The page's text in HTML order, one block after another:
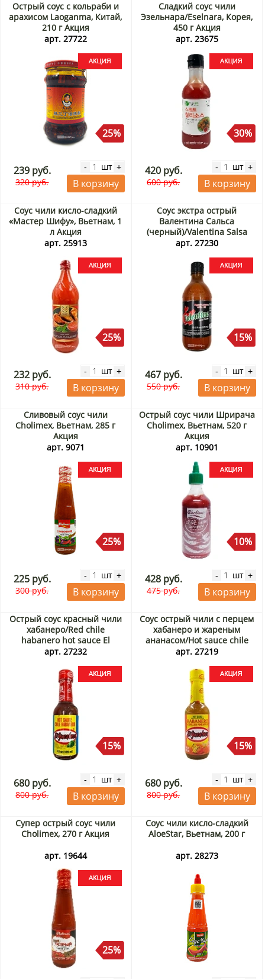
Острый соус с кольраби и
арахисом Laoganma, Китай,
210 г Акция
арт. 27722
25%
239 руб.
320 руб.
- шт +
В корзину
Сладкий соус чили
Эзельнара/Eselnara, Корея,
450 г Акция
арт. 23675
30%
420 руб.
600 руб.
- шт +
В корзину
Соус чили кисло-сладкий
«Мастер Шифу», Вьетнам, 1
л Акция
арт. 25913
25%
232 руб.
310 руб.
- шт +
В корзину
Соус экстра острый
Валентина Сальса
(черный)/Valentina Salsa
Picante Extra (black) Сальса
370 мл Акция
арт. 27230
15%
467 руб.
550 руб.
- шт +
В корзину
Сливовый соус чили
Cholimex, Вьетнам, 285 г
Акция
арт. 9071
25%
225 руб.
300 руб.
- шт +
В корзину
Острый соус чили Шрирача
Cholimex, Вьетнам, 520 г
Акция
арт. 10901
10%
428 руб.
475 руб.
- шт +
В корзину
Острый соус красный чили
хабанеро/Red chile
habanero hot sauce El
Yucateco, Мексика, 120 мл
арт. 27232
15%
680 руб.
800 руб.
- шт +
В корзину
Соус острый чили с перцем
хабанеро и жареным
ананасом/Hot sauce chile
habanero & grilled pineapple
мл Акция
арт. 27219
15%
680 руб.
800 руб.
- шт +
В корзину
Супер острый соус чили
Cholimex, 270 г Акция
арт. 19644
25%
Соус чили кисло-сладкий
AloeStar, Вьетнам, 200 г
арт. 28273